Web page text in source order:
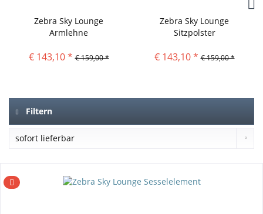
Zebra Sky Lounge
Armlehne
€ 143,10 * € 159,00 *
Zebra Sky Lounge
Sitzpolster
€ 143,10 * € 159,00 *
Filtern